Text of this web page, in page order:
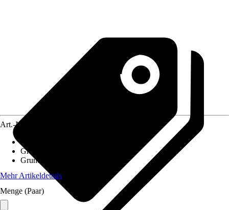
Art.-Nr.
Größe
Grundfarbe
Mehr Artikeldetails
Menge (Paar)